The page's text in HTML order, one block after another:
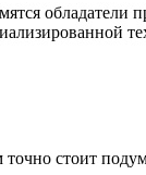
обладатели
стоит